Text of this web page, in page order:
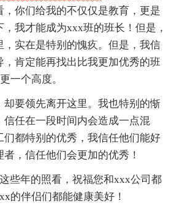
，你们给我的不仅仅是教育，更是
我才能成为xxx班的班长！但是，
，实在是特别的愧疚。但是，我信
，肯定能再找出比我更加优秀的班
一个高度。
却要领先离开这里。我也特别的惭
信任在一段时间内会造成一点混
们都特别的优秀，我信任他们能好
，信任他们会更加的优秀！
些年的照看，祝福您和xxx公司都
的伴侣们都能健康美好！